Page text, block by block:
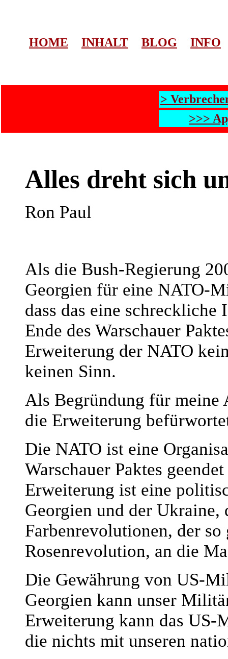
HOME INHALT BLOG INFO
>
>>>
Alles dreht sich
Ron Paul
Als die Bush-Regierung
Georgien für eine NATO-
dass das eine schreckliche
Ende des Warschauer
Erweiterung der NATO
keinen Sinn.
Als Begründung für meine
die Erweiterung
Die NATO ist eine
Warschauer Paktes
Erweiterung ist eine
Georgien und der
Farbenrevolutionen, der
Rosenrevolution, an die
Die Gewährung von US-
Georgien kann unser
Erweiterung kann das
die nichts mit unseren